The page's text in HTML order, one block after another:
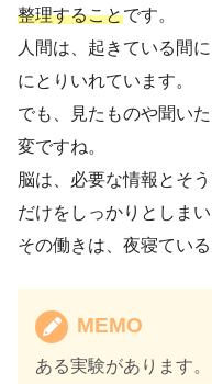
整理することです。
人間は、起きている間
にとりいれています。
でも、見たものや聞い
変ですね。
脳は、必要な情報とそ
だけをしっかりとしまい
その働きは、夜寝てい
MEMO
ある実験があります。